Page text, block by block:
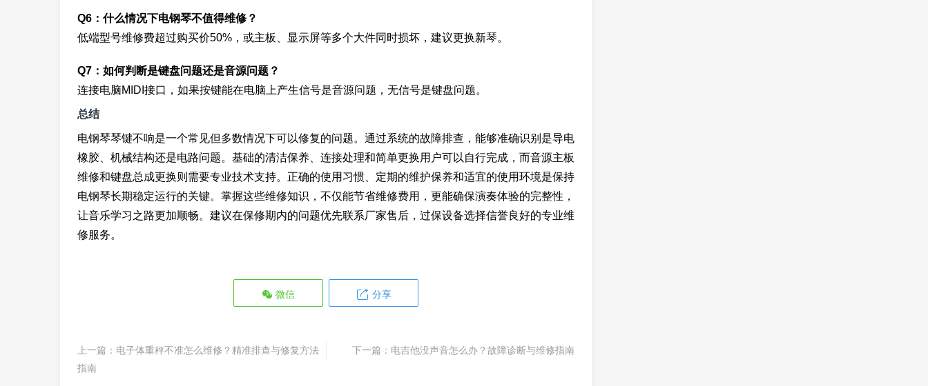
Q6：什么情况下电钢琴不值得维修？
低端型号维修费超过购买价50%，或主板、显示屏等多个大件同时损坏，建议更换新琴。
Q7：如何判断是键盘问题还是音源问题？
连接电脑MIDI接口，如果按键能在电脑上产生信号是音源问题，无信号是键盘问题。
总结
电钢琴琴键不响是一个常见但多数情况下可以修复的问题。通过系统的故障排查，能够准确识别是导电
橡胶、机械结构还是电路问题。基础的清洁保养、连接处理和简单更换用户可以自行完成，而音源主板
维修和键盘总成更换则需要专业技术支持。正确的使用习惯、定期的维护保养和适宜的使用环境是保持
电钢琴长期稳定运行的关键。掌握这些维修知识，不仅能节省维修费用，更能确保演奏体验的完整性，
让音乐学习之路更加顺畅。建议在保修期内的问题优先联系厂家售后，过保设备选择信誉良好的专业维
修服务。
微信 分享
上一篇： 电子体重秤不准怎么维修？精准排查与修复方法
指南
下一篇： 电吉他没声音怎么办？故障诊断与维修指南